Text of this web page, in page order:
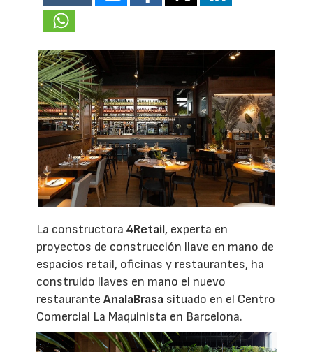
La constructora4Retail, experta en
proyectos de construcción llave en mano de
espacios retail, oficinas y restaurantes, ha
construido llaves en mano el nuevo
restauranteAnalaBrasa situado en el Centro
Comercial La Maquinista en Barcelona.